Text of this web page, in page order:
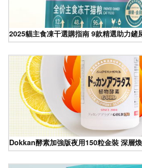
2025貓主食凍干選購指南 9款精選助力鏟
Dokkan酵素加強版夜用150粒金裝 深層